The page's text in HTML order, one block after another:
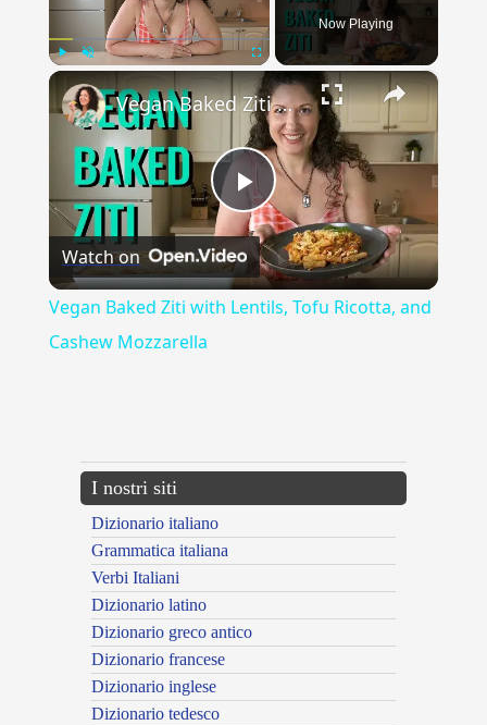
Fullscreen
Now Playing
×
Play
Video
Vegan Baked Ziti with Lentils, Tofu Ricotta, and Cashew Mozzarella
Watch on
Vegan Baked Ziti with Lentils, Tofu Ricotta, and
Cashew Mozzarella
I nostri siti
Dizionario italiano
Grammatica italiana
Verbi Italiani
Dizionario latino
Dizionario greco antico
Dizionario francese
Dizionario inglese
Dizionario tedesco